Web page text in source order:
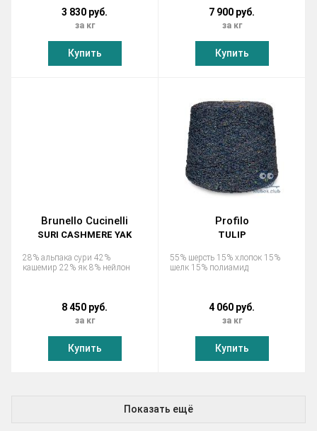
3 830 руб.
за кг
Купить
7 900 руб.
за кг
Купить
Brunello Cucinelli
SURI CASHMERE YAK
28% альпака сури 42%
кашемир 22% як 8% нейлон
8 450 руб.
за кг
Купить
Profilo
TULIP
55% шерсть 15% хлопок 15%
шелк 15% полиамид
4 060 руб.
за кг
Купить
Показать ещё